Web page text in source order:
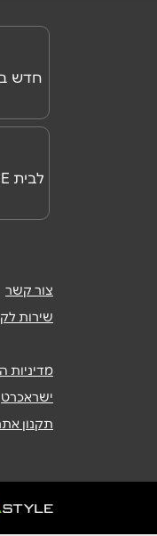
חדש
לבית ONLINE
צור קשר
שירות
מדיניות
ישראכרט
תקנון